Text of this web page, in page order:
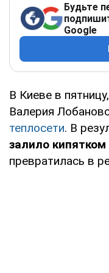
Будьте
Google
В Киеве в
Валерия
теплосети. В
залило
превратилась в